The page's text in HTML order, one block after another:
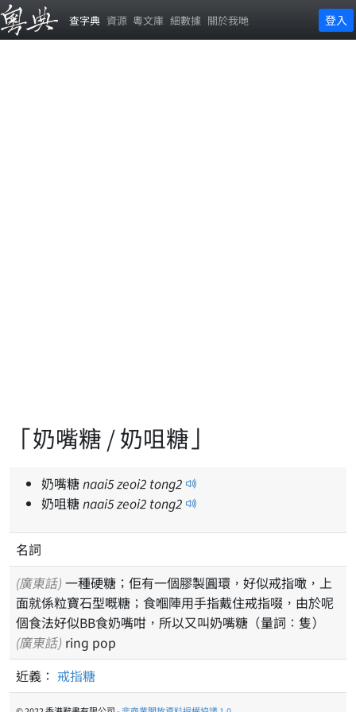
查字典 資源 粵文庫 細數據 關於我哋 登入
「奶嘴糖 / 奶咀糖」
奶嘴糖naai5zeoi2 tong2
奶咀糖naai5zeoi2 tong2
名詞
(廣東話) 一種硬糖；佢有一個膠製圓環，好似戒指噉，上
面就係粒寶石型嘅糖；食嗰陣用手指戴住戒指啜，由於呢
個食法好似BB食奶嘴咁，所以又叫奶嘴糖（量詞：隻）
(廣東話) ring pop
近義： 戒指糖